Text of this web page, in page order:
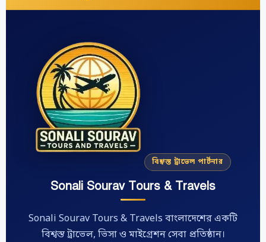
বিশ্বস্ত ট্রাভেল পার্টনার
Sonali Sourav Tours & Travels
Sonali Sourav Tours & Travels বাংলাদেশের একটি
বিশ্বস্ত ট্রাভেল, ভিসা ও মাইগ্রেশন সেবা প্রতিষ্ঠান।